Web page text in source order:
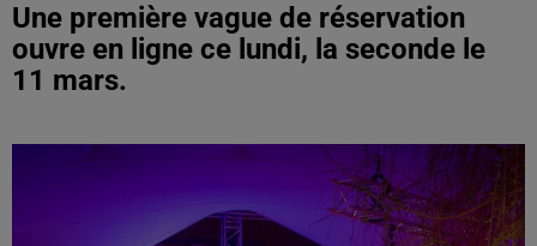
Une première vague de réservation
ouvre en ligne ce lundi, la seconde le
11 mars.